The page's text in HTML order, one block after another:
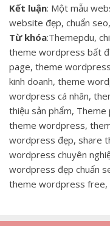
Kết luận: Một mẫu
website đẹp, chuẩn
Từ khóa:Themepdu,
theme wordpress bất
page, theme
kinh doanh, theme
wordpress cá nhân,
thiệu sản phẩm,
theme wordpress,
wordpress đẹp, share
wordpress chuyên
wordpress đẹp chuẩn
theme wordpress free,